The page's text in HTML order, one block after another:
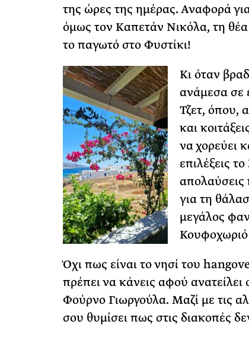
της ώρες της ημέρας. Αναφορά
όμως τον Καπετάν Νικόλα, τη
το παγωτό στο Φυστίκι!
Κι όταν
ανάμεσα σε
Τζετ, όπου,
και
να χορεύει
επιλέξεις
απολαύσεις
για τη
μεγάλος
Κουφοχωριό
Όχι πως είναι το νησί του
πρέπει να κάνεις αφού ανατείλει
Φούρνο Γιωργούλα. Μαζί με τις
σου θυμίσει πως στις διακοπές